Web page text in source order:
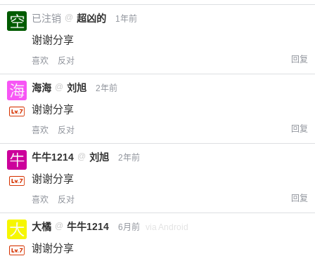
已注销 @ 超凶的 1年前
谢谢分享
喜欢 反对 回复
海海 @ 刘旭 2年前
谢谢分享
喜欢 反对 回复
牛牛1214 @ 刘旭 2年前
谢谢分享
喜欢 反对 回复
大橘 @ 牛牛1214 6月前 via Android
谢谢分享